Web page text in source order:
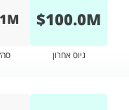
M
100.0
$
גיוס אחרון